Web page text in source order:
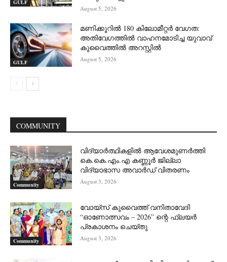
GULF
August 5, 2026
GULF
മണിക്കൂറിൽ 180 കിലോമീറ്റർ വേഗത:
അതിവേഗത്തിൽ വാഹനമോടിച്ച യുവാവ്
കുവൈത്തിൽ അറസ്റ്റിൽ
August 5, 2026
COMMUNITY
Community
വിദ്യാർത്ഥികളിൽ ആവേശമുണർത്തി
കെ.കെ.എം.എ കണ്ണൂർ ജില്ലാ
വിദ്യാഭാസ അവാർഡ് വിതരണം
August 3, 2026
Community
വോയ്സ് കുവൈത്ത് വനിതാവേദി
“ഓണോത്സവം – 2026” ന്റെ ഫ്ലയർ
പ്രകാശനം ചെയ്തു
August 3, 2026